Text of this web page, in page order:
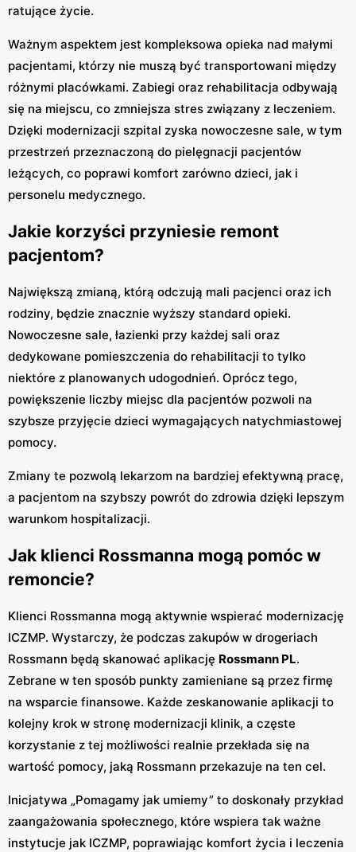
ratujące życie.
Ważnym aspektem jest kompleksowa opieka nad małymi
pacjentami, którzy nie muszą być transportowani między
różnymi placówkami. Zabiegi oraz rehabilitacja odbywają
się na miejscu, co zmniejsza stres związany z leczeniem.
Dzięki modernizacji szpital zyska nowoczesne sale, w tym
przestrzeń przeznaczoną do pielęgnacji pacjentów
leżących, co poprawi komfort zarówno dzieci, jak i
personelu medycznego.
Jakie korzyści przyniesie remont
pacjentom?
Największą zmianą, którą odczują mali pacjenci oraz ich
rodziny, będzie znacznie wyższy standard opieki.
Nowoczesne sale, łazienki przy każdej sali oraz
dedykowane pomieszczenia do rehabilitacji to tylko
niektóre z planowanych udogodnień. Oprócz tego,
powiększenie liczby miejsc dla pacjentów pozwoli na
szybsze przyjęcie dzieci wymagających natychmiastowej
pomocy.
Zmiany te pozwolą lekarzom na bardziej efektywną pracę,
a pacjentom na szybszy powrót do zdrowia dzięki lepszym
warunkom hospitalizacji.
Jak klienci Rossmanna mogą pomóc w
remoncie?
Klienci Rossmanna mogą aktywnie wspierać modernizację
ICZMP. Wystarczy, że podczas zakupów w drogeriach
Rossmann będą skanować aplikację Rossmann PL.
Zebrane w ten sposób punkty zamieniane są przez firmę
na wsparcie finansowe. Każde zeskanowanie aplikacji to
kolejny krok w stronę modernizacji klinik, a częste
korzystanie z tej możliwości realnie przekłada się na
wartość pomocy, jaką Rossmann przekazuje na ten cel.
Inicjatywa „Pomagamy jak umiemy” to doskonały przykład
zaangażowania społecznego, które wspiera tak ważne
instytucje jak ICZMP, poprawiając komfort życia i leczenia